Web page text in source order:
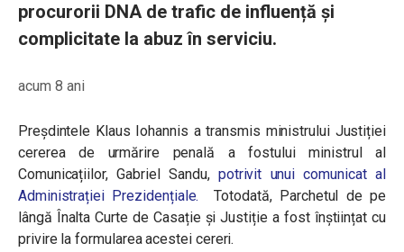
procurorii DNA de trafic de influență și
complicitate la abuz în serviciu.
acum 8 ani
Preșdintele Klaus Iohannis a transmis ministrului Justiției
cererea de urmărire penală a fostului ministrul al
Comunicațiilor, Gabriel Sandu, potrivit unui comunicat al
Administrației Prezidențiale.Totodată, Parchetul de pe
lângă Înalta Curte de Casație și Justiție a fost înștiințat cu
privire la formularea acestei cereri.